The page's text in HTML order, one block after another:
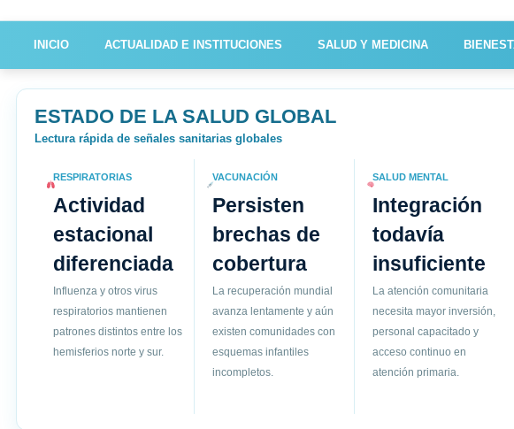
INICIO ACTUALIDAD E INSTITUCIONES SALUD Y MEDICINA
ESTADO DE LA SALUD GLOBAL
Lectura rápida de señales sanitarias globales
RESPIRATORIAS
Actividad
estacional
diferenciada
Influenza y otros virus
respiratorios mantienen
patrones distintos entre los
hemisferios norte y sur.
VACUNACIÓN
Persisten
brechas de
cobertura
La recuperación mundial
avanza lentamente y aún
existen comunidades con
esquemas infantiles
incompletos.
SALUD MENTAL
Integración
todavía
insuficiente
La atención comunitaria
necesita mayor inversión,
personal capacitado y
acceso continuo en
atención primaria.